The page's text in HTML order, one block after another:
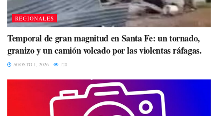
REGIONALES
Temporal de gran magnitud en Santa Fe: un tornado,
granizo y un camión volcado por las violentas ráfagas.
AGOSTO 1, 2026 120